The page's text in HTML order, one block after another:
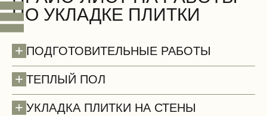
ПО УКЛАДКЕ ПЛИТКИ
+ ПОДГОТОВИТЕЛЬНЫЕ РАБОТЫ
+ ТЕПЛЫЙ ПОЛ
+ УКЛАДКА ПЛИТКИ НА СТЕНЫ